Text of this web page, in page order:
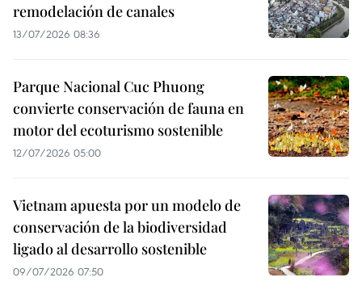
remodelación de canales
13/07/2026 08:36
Parque Nacional Cuc Phuong
convierte conservación de fauna en
motor del ecoturismo sostenible
12/07/2026 05:00
Vietnam apuesta por un modelo de
conservación de la biodiversidad
ligado al desarrollo sostenible
09/07/2026 07:50